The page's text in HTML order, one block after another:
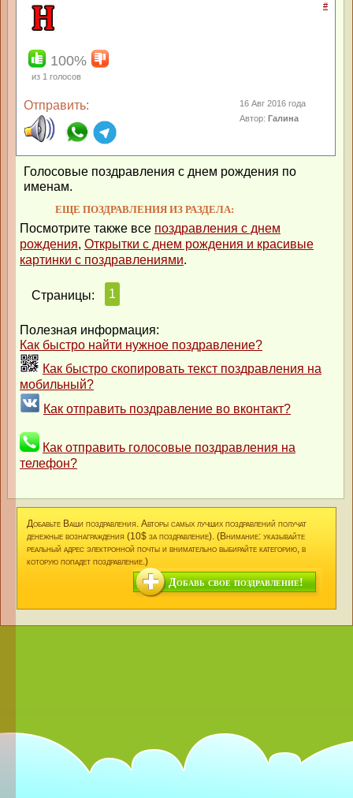
#
100%
из 1 голосов
Отправить:
16 Авг 2016 года
Автор: Галина
Голосовые поздравления с днем рождения по
именам.
ЕЩЕ ПОЗДРАВЛЕНИЯ ИЗ РАЗДЕЛА:
Посмотрите также все поздравления с днем
рождения, Открытки с днем рождения и красивые
картинки с поздравлениями.
Страницы: 1
Полезная информация:
Как быстро найти нужное поздравление?
Как быстро скопировать текст поздравления на
мобильный?
Как отправить поздравление во вконтакт?
Как отправить голосовые поздравления на
телефон?
Добавьте Ваши поздравления. Авторы самых лучших поздравлений получат
денежные вознаграждения (10$ за поздравление). (Внимание: указывайте
реальный адрес электронной почты и внимательно выбирайте категорию, в
которую попадет поздравление.)
Добавь свое поздравление!